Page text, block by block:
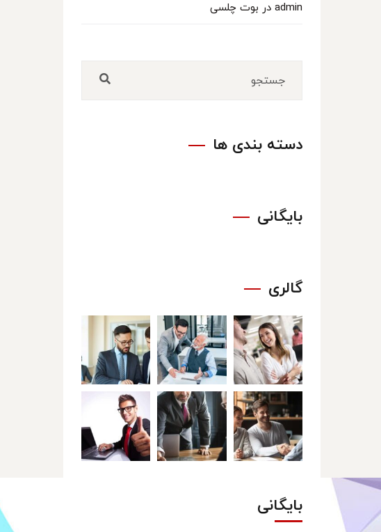
admin در بوت چلسی
دسته بندی ها
بایگانی
گالری
بایگانی